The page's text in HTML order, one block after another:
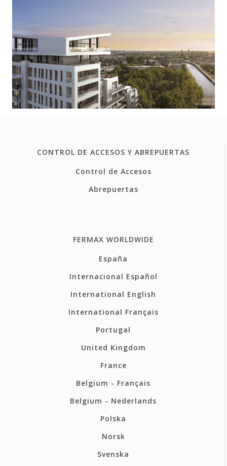
CONTROL DE ACCESOS Y ABREPUERTAS
Control de Accesos
Abrepuertas
FERMAX WORLDWIDE
España
Internacional Español
International English
International Français
Portugal
United Kingdom
France
Belgium - Français
Belgium - Nederlands
Polska
Norsk
Svenska